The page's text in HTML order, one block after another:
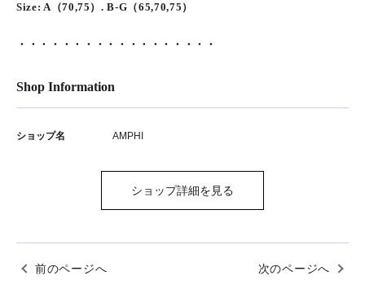
Size: A（70,75）. B-G（65,70,75）
・・・・・・・・・・・・・・・・・・
Shop Information
ショップ名 AMPHI
ショップ詳細を見る
前のページへ 次のページへ